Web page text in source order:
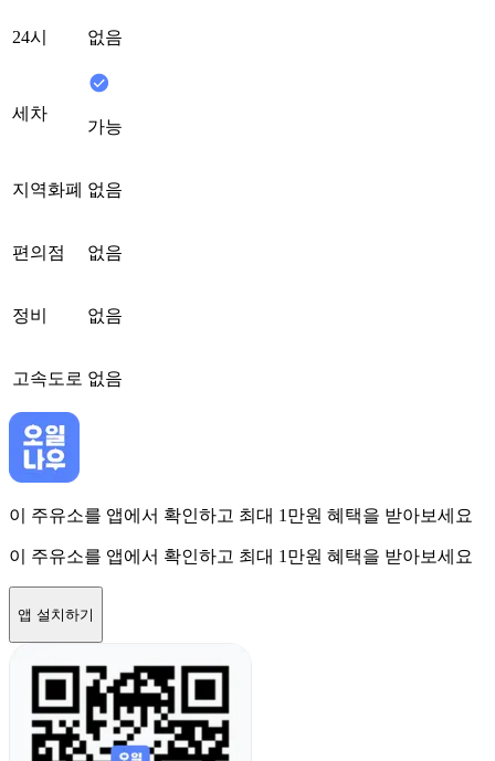
24시 없음
세차
가능
지역화폐 없음
편의점 없음
정비 없음
고속도로 없음
이 주유소를 앱에서 확인하고 최대 1만원 혜택을 받아보세요
이 주유소를 앱에서 확인하고 최대 1만원 혜택을 받아보세요
앱 설치하기